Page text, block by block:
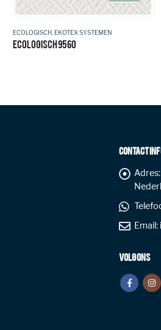
ECOLOGISCH, EKOTEX SYSTEMEN
ECOLOGISCH 9560
CONTACT
Adres:
Email:
VOLG ONS